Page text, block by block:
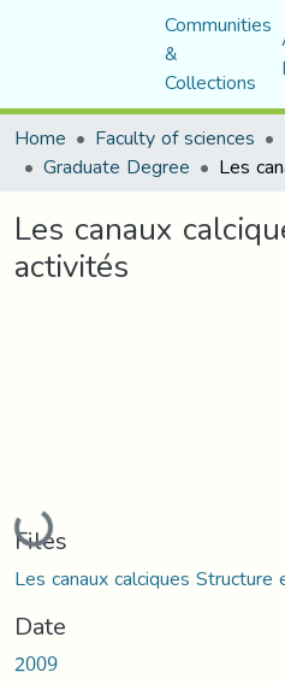
Communities
&
Collections
Home
Faculty of sciences
Graduate Degree
Les canaux
activités
Loading...
Files
Les canaux calciques
Date
2009